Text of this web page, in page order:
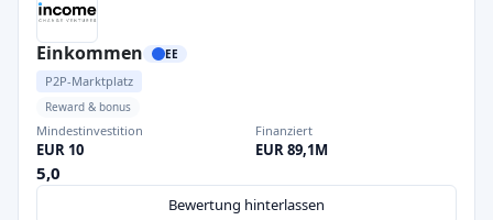
Einkommen EE
P2P-Marktplatz
Reward & bonus
Mindestinvestition
EUR 10
Finanziert
EUR 89,1M
5,0
Bewertung hinterlassen